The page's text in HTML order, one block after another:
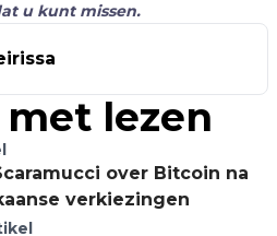
u kunt missen.
lezen
over Bitcoin na
verkiezingen